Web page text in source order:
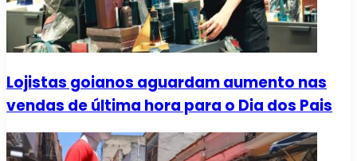
Lojistas goianos aguardam aumento nas
vendas de última hora para o Dia dos Pais